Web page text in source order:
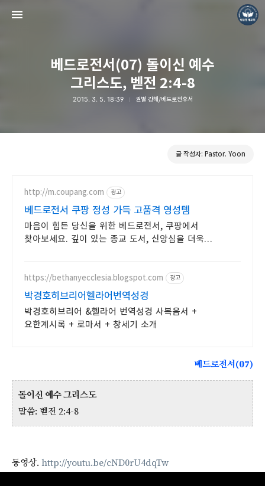
베드로전서(07) 돌이신 예수
그리스도, 벧전 2:4-8
2015. 3. 5. 18:39 권별 강해/베드로전후서
글 작성자: Pastor. Yoon
http://m.coupang.com 광고
베드로전서 쿠팡 정성 가득 고품격 영성템
마음이 힘든 당신을 위한 베드로전서, 쿠팡에서
찾아보세요. 깊이 있는 종교 도서, 신앙심을 더욱
https://bethanyecclesia.blogspot.com 광고
박경호히브리어헬라어번역성경
박경호히브리어 &헬라어 번역성경 사복음서 +
요한계시록 + 로마서 + 창세기 소개
베드로전서(07)
돌이신 예수 그리스도
말씀: 벧전 2:4-8
동영상. http://youtu.be/cND0rU4dqTw
❏말씀침례교회 ❏AV1611.net ❏Peter Yoon